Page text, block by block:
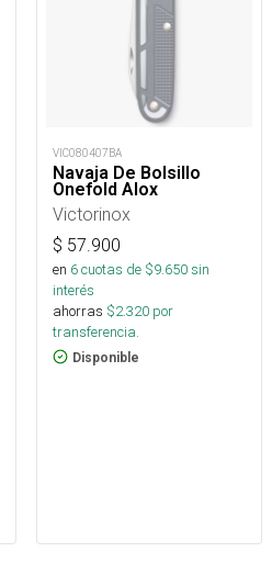
VIC080407BA
Navaja De Bolsillo
Onefold Alox
Victorinox
$ 57.900
en 6cuotas de $9.650sin
interés
ahorras $2.320 por
transferencia.
Disponible